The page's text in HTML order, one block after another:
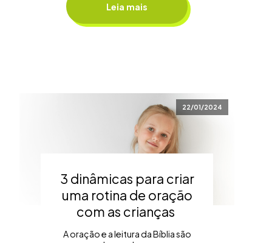
Leia mais
22/01/2024
3 dinâmicas para criar
uma rotina de oração
com as crianças
A oração e a leitura da Bíblia são